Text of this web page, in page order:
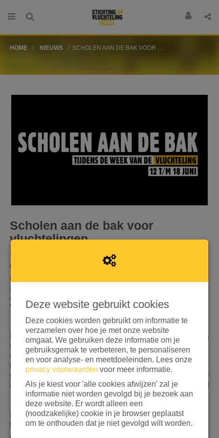
HOME NIEUWS SCHOLEN AAN DE BAK VOOR VLUCHTELINGEN
Scholen aan de bak voor
vluchtelingen
20 APRIL 2023 09:01
Wil je met je school of klas in actie komen voor
mensen die zijn gevlucht voor oorlog en conflict? Dat
zouden wij geweldig vinden. Maak dan nu een eigen
actiepagina aan en zamel geld in voor Stichting
Vluchteling!
Meedoen is eenvoudig! Om je actie tot een succes maken
hebben we11 tipsvoor je op een rijtje gezet. Ook hebben
we
promotiemateriaal
om je actie onder de aandacht te
brengen. Print de flyers en posters, hang ze op in de
school en plaats regelmatig updates op Facebook, Twitter
en Instagram. Zo weet iedereen hoe het staat met je actie!
Hulp nodig? Wij helpen je graag bij het opzetten van een
leuke en inspirerende actie.
Deze website gebruikt cookies
Deze cookies worden gebruikt om informatie te
verzamelen over hoe je met onze website
omgaat. We gebruiken deze informatie om je
gebruiksgemak te verbeteren, te personaliseren
en voor analyse- en meetdoeleinden. Lees onze
privacy voorwaarden voor meer informatie.
Als je kiest voor 'alle cookies afwijzen' zal je
informatie niet worden gevolgd bij je bezoek aan
deze website. Er wordt alleen een
(noodzakelijke) cookie in je browser geplaatst
om te onthouden dat je niet gevolgd wilt worden.